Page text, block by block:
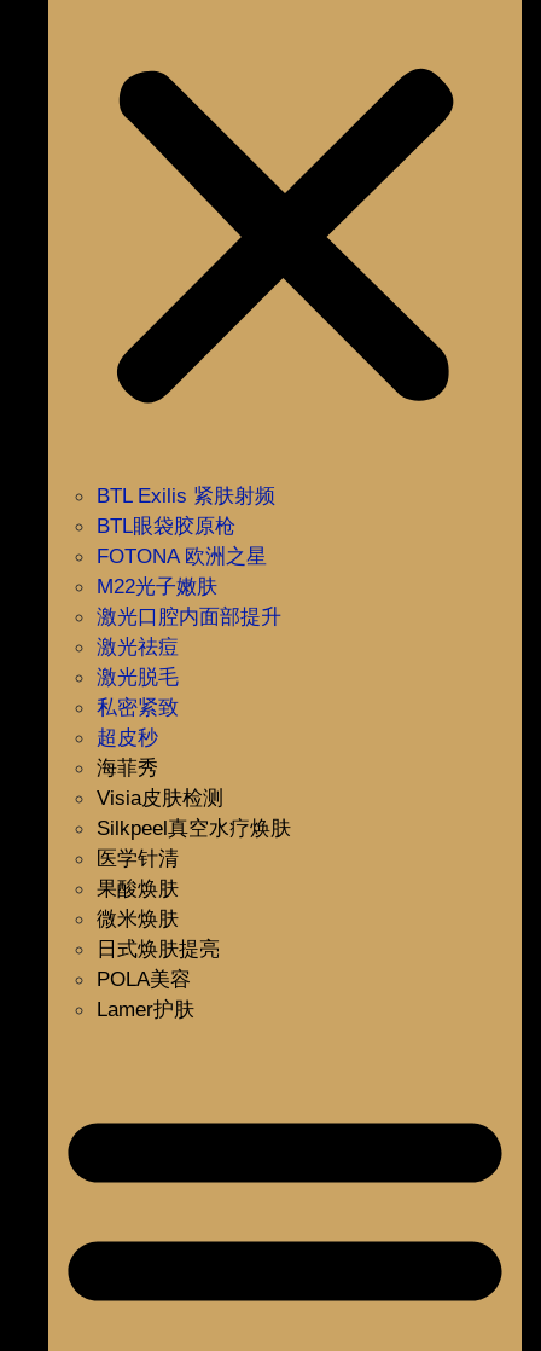
BTL Exilis 紧肤射频
BTL眼袋胶原枪
FOTONA 欧洲之星
M22光子嫩肤
激光口腔内面部提升
激光祛痘
激光脱毛
私密紧致
超皮秒
海菲秀
Visia皮肤检测
Silkpeel真空水疗焕肤
医学针清
果酸焕肤
微米焕肤
日式焕肤提亮
POLA美容
Lamer护肤